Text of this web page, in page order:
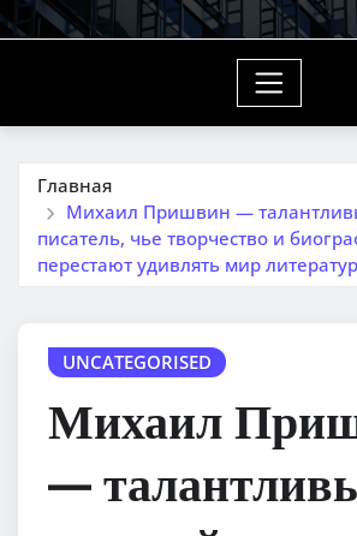
Главная
Михаил Пришвин —
писатель, чье творчество и
перестают удивлять мир
UNCATEGORISED
Михаил
—